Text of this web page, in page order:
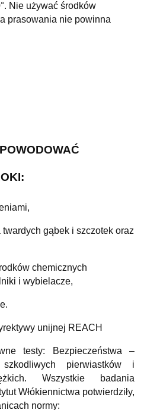
Nie używać środków
prasowania nie powinna
gąbek i szczotek oraz
chemicznych
i wybielacze,
unijnej REACH
testy: Bezpieczeństwa –
pierwiastków i
Wszystkie badania
Włókiennictwa potwierdziły,
normy: